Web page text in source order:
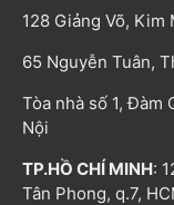
128 Giảng Võ, Kim
65 Nguyễn Tuân,
Tòa nhà số 1, Đàm
Nội
TP.HỒ CHÍ MINH:
Tân Phong, q.7,